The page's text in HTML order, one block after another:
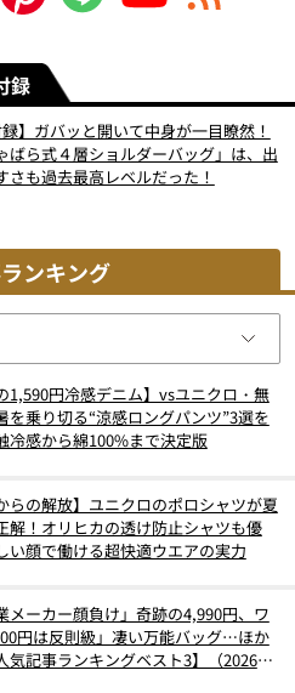
録
録】ガバッと開いて中身が一目瞭然！
ばら式４層ショルダーバッグ」は、出
さも過去最高レベルだった！
ンキング
1,590円冷感デニム】vsユニクロ・無
を乗り切る“涼感ロングパンツ”3選を
冷感から綿100%まで決定版
らの解放】ユニクロのポロシャツが夏
解！オリヒカの透け防止シャツも優
い顔で働ける超快適ウエアの実力
メーカー顔負け」奇跡の4,990円、ワ
円は反則級」凄い万能バッグ…ほか
気記事ランキングベスト3】（2026年